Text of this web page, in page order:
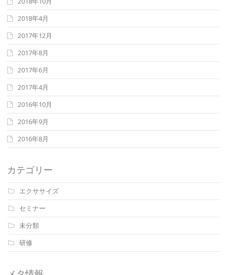
2018年4月
2017年12月
2017年8月
2017年6月
2017年4月
2016年10月
2016年9月
2016年8月
カテゴリー
エクササイズ
セミナー
未分類
研修